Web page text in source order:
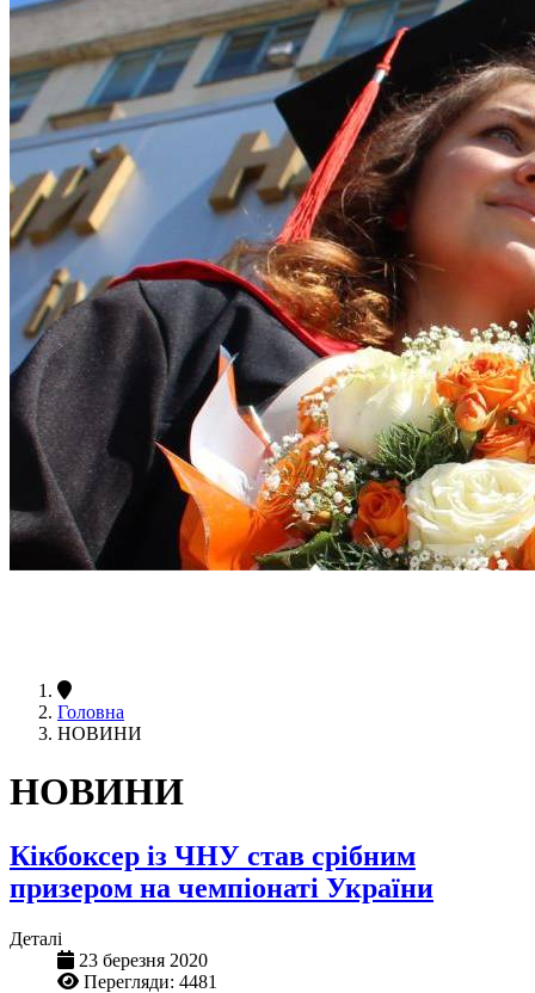
Головна
НОВИНИ
НОВИНИ
Кікбоксер із ЧНУ став срібним
призером на чемпіонаті України
Деталі
23 березня 2020
Перегляди: 4481